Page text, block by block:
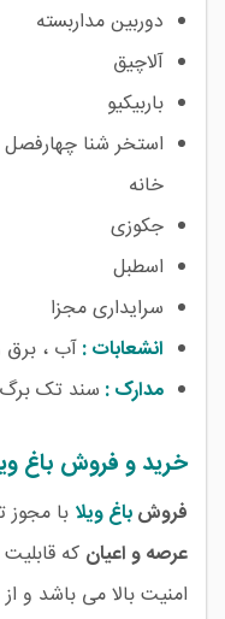
دوربین مداربسته
آلاچیق
باربیکیو
استخر شنا
خانه
جکوزی
اسطبل
سرایداری مجزا
انشعابات :آب ، برق
مدارک : سند تک
خرید و فروش باغ
فروشباغ ویلا با
عرصه و اعیان که قابلیت
امنیت بالا می باشد و